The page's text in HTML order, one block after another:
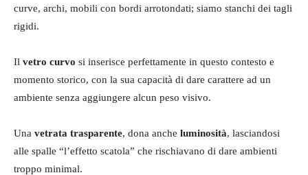
curve, archi, mobili con bordi arrotondati; siamo stanchi dei tagli
rigidi.
Il vetro curvo si inserisce perfettamente in questo contesto e
momento storico, con la sua capacità di dare carattere ad un
ambiente senza aggiungere alcun peso visivo.
Una vetrata trasparente, dona anche luminosità, lasciandosi
alle spalle “l’effetto scatola” che rischiavano di dare ambienti
troppo minimal.